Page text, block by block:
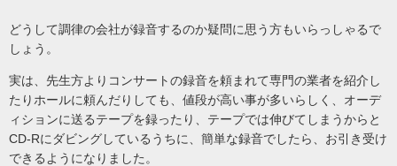
どうして調律の会社が録音するのか疑問に思う方もいらっしゃるで
しょう。
実は、先生方よりコンサートの録音を頼まれて専門の業者を紹介し
たりホールに頼んだりしても、値段が高い事が多いらしく、オーデ
ィションに送るテープを録ったり、テープでは伸びてしまうからと
CD-Rにダビングしているうちに、簡単な録音でしたら、お引き受け
できるようになりました。